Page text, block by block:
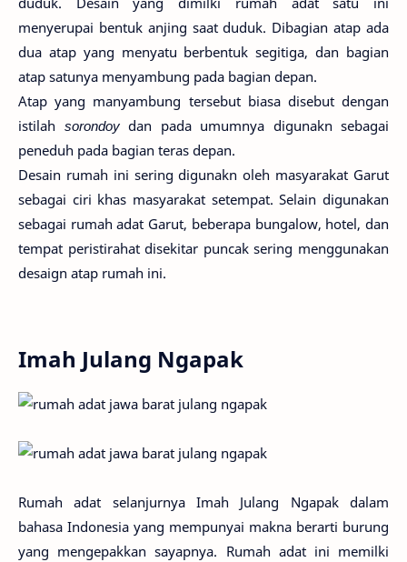
menyerupai bentuk anjing saat duduk. Dibagian atap ada
dua atap yang menyatu berbentuk segitiga, dan bagian
atap satunya menyambung pada bagian depan.
Atap yang manyambung tersebut biasa disebut dengan
istilah sorondoy dan pada umumnya digunakn sebagai
peneduh pada bagian teras depan.
Desain rumah ini sering digunakn oleh masyarakat Garut
sebagai ciri khas masyarakat setempat. Selain digunakan
sebagai rumah adat Garut, beberapa bungalow, hotel, dan
tempat peristirahat disekitar puncak sering menggunakan
desaign atap rumah ini.
Imah Julang Ngapak
Rumah adat selanjurnya Imah Julang Ngapak dalam
bahasa Indonesia yang mempunyai makna berarti burung
yang mengepakkan sayapnya. Rumah adat ini memilki